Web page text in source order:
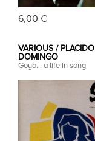
6,00 €
VARIOUS / PLACIDO
DOMINGO
Goya... a life in song